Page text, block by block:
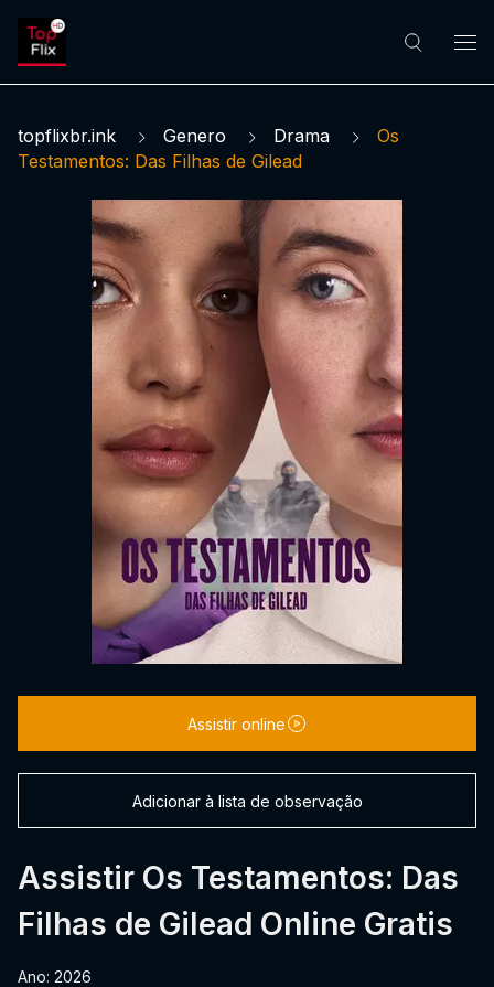
topflixbr.ink Genero Drama
Os
Testamentos: Das Filhas de Gilead
Assistir Os Testamentos: Das
Filhas de Gilead Online Gratis
Ano: 2026
Assistir online
Adicionar à lista de observação